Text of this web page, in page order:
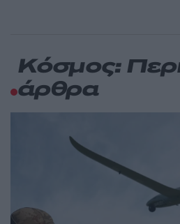
Κόσμος:
άρθρα